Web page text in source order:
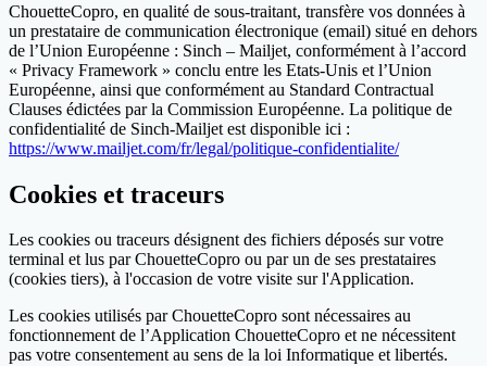
ChouetteCopro, en qualité de sous-traitant, transfère vos données à
un prestataire de communication électronique (email) situé en dehors
de l’Union Européenne : Sinch – Mailjet, conformément à l’accord
« Privacy Framework » conclu entre les Etats-Unis et l’Union
Européenne, ainsi que conformément au Standard Contractual
Clauses édictées par la Commission Européenne. La politique de
confidentialité de Sinch-Mailjet est disponible ici :
https://www.mailjet.com/fr/legal/politique-confidentialite/
Cookies et traceurs
Les cookies ou traceurs désignent des fichiers déposés sur votre
terminal et lus par ChouetteCopro ou par un de ses prestataires
(cookies tiers), à l'occasion de votre visite sur l'Application.
Les cookies utilisés par ChouetteCopro sont nécessaires au
fonctionnement de l’Application ChouetteCopro et ne nécessitent
pas votre consentement au sens de la loi Informatique et libertés.